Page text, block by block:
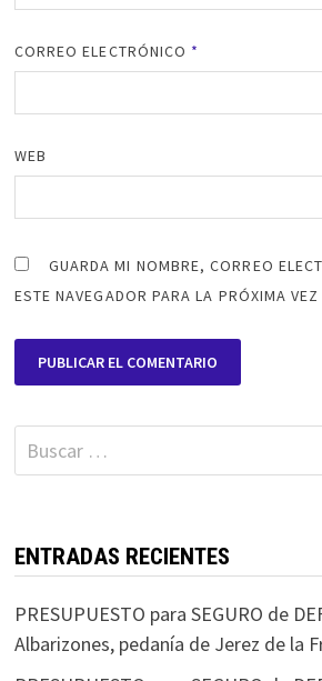
CORREO ELECTRÓNICO *
WEB
GUARDA MI NOMBRE, CORREO
ESTE NAVEGADOR PARA LA PRÓXIMA
Buscar:
ENTRADAS RECIENTES
PRESUPUESTO para SEGURO de
Albarizones, pedanía de Jerez de la